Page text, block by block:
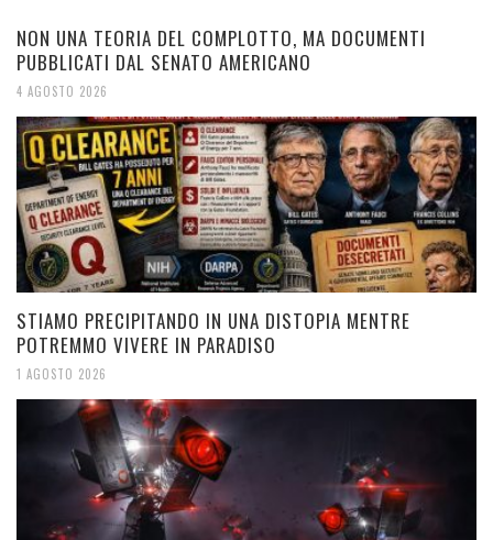
NON UNA TEORIA DEL COMPLOTTO, MA DOCUMENTI
PUBBLICATI DAL SENATO AMERICANO
4 AGOSTO 2026
STIAMO PRECIPITANDO IN UNA DISTOPIA MENTRE
POTREMMO VIVERE IN PARADISO
1 AGOSTO 2026